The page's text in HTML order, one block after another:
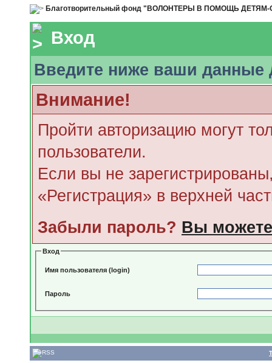
Благотворительный фонд "ВОЛОНТЕРЫ В ПОМОЩЬ
Вход
Введите ниже ваши данные
Внимание!
Пройти авторизацию могут
пользователи.
Если вы не
«Регистрация» в верхней
Забыли пароль? Вы можете
Вход
Имя пользователя (login)
Пароль